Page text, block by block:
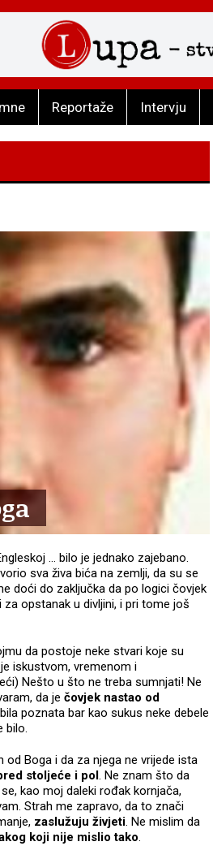
Reportaže Intervju
… bilo je jednako zajebano.
sva živa bića na zemlji, da su se
doći do zaključka da po logici čovjek
opstanak u divljini, i pri tome još
da postoje neke stvari koje su
iskustvom, vremenom i
Nešto u što ne treba sumnjati! Ne
da je čovjek nastao od
poznata bar kao sukus neke debele
bilo.
od Boga i da za njega ne vrijede ista
stoljeće i pol. Ne znam što da
kao moj daleki rođak kornjača,
Strah me zapravo, da to znači
zaslužuju živjeti. Ne mislim da
koji nije mislio tako.